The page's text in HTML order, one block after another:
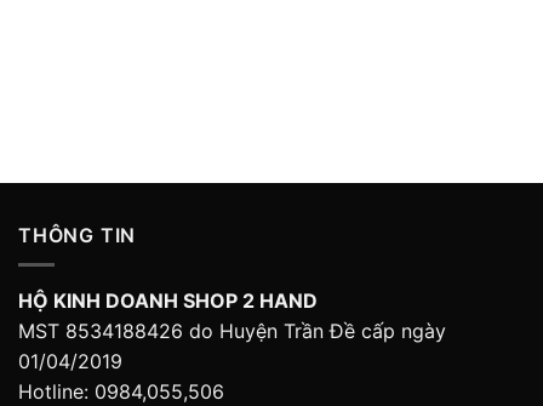
THÔNG TIN
HỘ KINH DOANH SHOP 2 HAND
MST 8534188426 do Huyện Trần Đề cấp ngày
01/04/2019
Hotline: 0984,055,506